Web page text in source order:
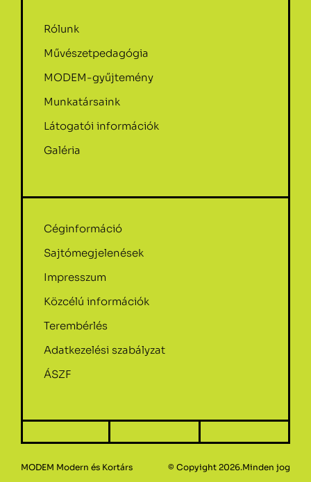
Rólunk
Művészetpedagógia
MODEM-gyűjtemény
Munkatársaink
Látogatói információk
Galéria
Céginformáció
Sajtómegjelenések
Impresszum
Közcélú információk
Terembérlés
Adatkezelési szabályzat
ÁSZF
MODEM Modern és Kortárs
© Copyight 2026.Minden jog